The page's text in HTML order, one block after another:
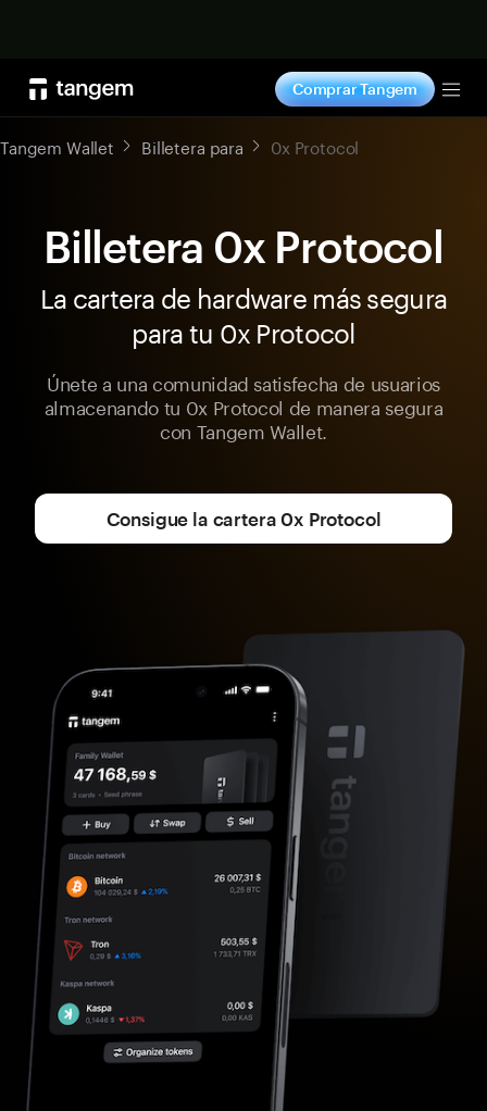
Comprar Tangem
Tangem Wallet Billetera para 0x Protocol
Billetera 0x Protocol
La cartera de hardware más segura
para tu 0x Protocol
Únete a una comunidad satisfecha de usuarios
almacenando tu 0x Protocol de manera segura
con Tangem Wallet.
Consigue la cartera 0x Protocol